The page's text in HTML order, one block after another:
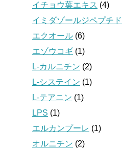
イチョウ葉エキス (4)
イミダゾールジペプチド
エクオール (6)
エゾウコギ (1)
L-カルニチン (2)
L-システイン (1)
L-テアニン (1)
LPS (1)
エルカンプーレ (1)
オルニチン (2)